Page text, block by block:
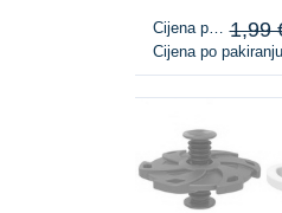
Cijena po komadu 1,99
Cijena po pakiranju